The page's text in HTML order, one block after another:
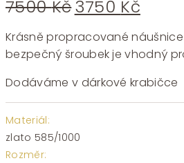
7500KčPůvodní
cena
byla:
7500 Kč.
3750 Kč
cena
je:
3750
Krásně propracované
bezpečný šroubek je vhodný
Dodáváme v dárkové krabičce
Materiál:
zlato 585/1000
Rozměr: